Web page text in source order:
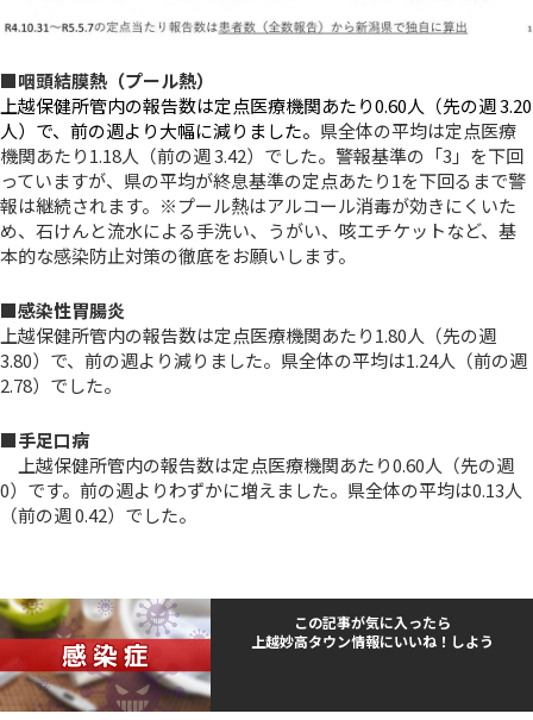
■咽頭結膜熱（プール熱）
上越保健所管内の報告数は定点医療機関あたり0.60人（先の週 3.20
人）で、前の週より大幅に減りました。 県全体の平均は定点医療
機関あたり1.18人（前の週 3.42）でした。警報基準の「3」を下回
っていますが、県の平均が終息基準の定点あたり1を下回るまで警
報は継続されます。※プール熱はアルコール消毒が効きにくいた
め、石けんと流水による手洗い、うがい、咳エチケットなど、基
本的な感染防止対策の徹底をお願いします。
■感染性胃腸炎
上越保健所管内の報告数は定点医療機関あたり1.80人（先の週
3.80）で、前の週より減りました。県全体の平均は1.24人（前の週
2.78）でした。
■手足口病
上越保健所管内の報告数は定点医療機関あたり0.60人（先の週
0）です。前の週よりわずかに増えました。県全体の平均は0.13人
（前の週 0.42）でした。
この記事が気に入ったら
上越妙高タウン情報にいいね！しよう